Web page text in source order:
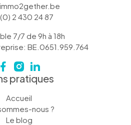
2 430 24 87
7/7 de 9h à 18h
BE.0651.959.764
pratiques
Accueil
nous ?
Le blog